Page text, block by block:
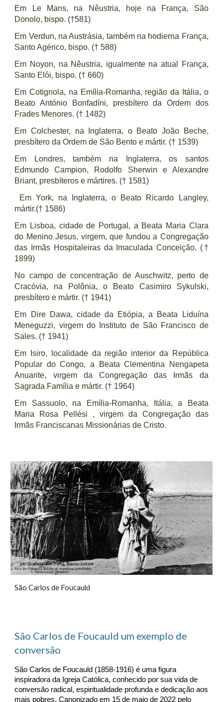
Em Le Mans, na Nêustria, hoje na França, São
Donolo, bispo. (†581)
Em Verdun, na Austrásia, também na hodierna França,
Santo Agérico, bispo. († 588)
Em Noyon, na Nêustria, igualmente na atual França,
Santo Elói, bispo. († 660)
Em Cotignola, na Emília-Romanha, região da Itália, o
Beato António Bonfadíni, presbítero da Ordem dos
Frades Menores. († 1482)
Em Colchester, na Inglaterra, o Beato João Beche,
presbítero da Ordem de São Bento e mártir. († 1539)
Em Londres, também na Inglaterra, os santos
Edmundo Campion, Rodolfo Sherwin e Alexandre
Briant, presbíteros e mártires. († 1581)
Em York, na Inglaterra, o Beato Ricardo Langley,
mártir.(† 1586)
Em Lisboa, cidade de Portugal, a Beata Maria Clara
do Menino Jesus, virgem, que fundou a Congregação
das Irmãs Hospitaleiras da Imaculada Conceição. (†
1899)
No campo de concentração de Auschwitz, perto de
Cracóvia, na Polônia, o Beato Casimiro Sykulski,
presbítero e mártir. († 1941)
Em Dire Dawa, cidade da Etiópia, a Beata Liduína
Meneguzzi, virgem do Instituto de São Francisco de
Sales. († 1941)
Em Isiro, localidade da região interior da República
Popular do Congo, a Beata Clementina Nengapeta
Anuarite, virgem da Congregação das Irmãs da
Sagrada Família e mártir. († 1964)
Em Sassuolo, na Emília-Romanha, Itália, a Beata
Maria Rosa Pellési , virgem da Congregação das
Irmãs Franciscanas Missionárias de Cristo.
São Carlos de Foucauld
São Carlos de Foucauld um exemplo de
conversão
São Carlos de Foucauld (1858-1916) é uma figura
inspiradora da Igreja Católica, conhecido por sua vida de
conversão radical, espiritualidade profunda e dedicação aos
mais pobres. Canonizado em 15 de maio de 2022 pelo